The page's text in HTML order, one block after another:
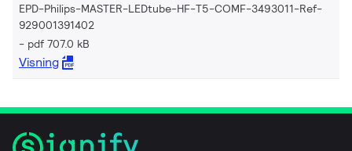
EPD-Philips-MASTER-LEDtube-HF-T5-COMF-3493011-Ref-
929001391402
pdf 707.0 kB
Visning